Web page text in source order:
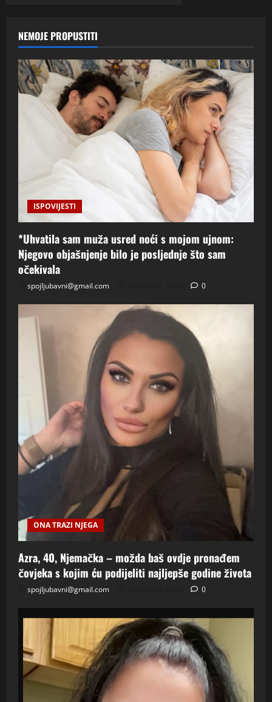
NEMOJE PROPUSTITI
ISPOVIJESTI
*Uhvatila sam muža usred noći s mojom ujnom:
Njegovo objašnjenje bilo je posljednje što sam
očekivala
spojljubavni@gmail.com 0
ONA TRAZI NJEGA
Azra, 40, Njemačka – možda baš ovdje pronađem
čovjeka s kojim ću podijeliti najljepše godine života
spojljubavni@gmail.com 0